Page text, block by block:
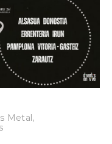
Metal ,